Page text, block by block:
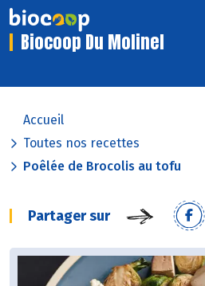
Biocoop Du Molinel
Accueil
Toutes nos recettes
Poêlée de Brocolis au tofu
Partager sur